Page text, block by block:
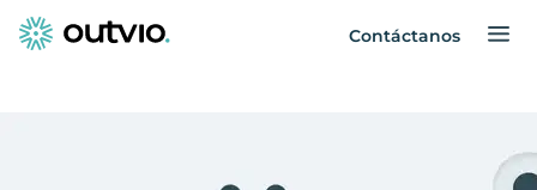
Contáctanos